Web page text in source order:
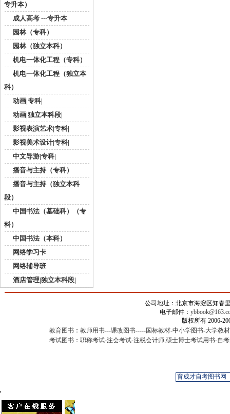
专升本）
成人高考 ---专升本
园林（专科）
园林（独立本科）
机电一体化工程（专科）
机电一体化工程（独立本
科）
动画|专科|
动画|独立本科段|
影视表演艺术|专科|
影视美术设计|专科|
中文导游|专科|
播音与主持（专科）
播音与主持（独立本科
段）
中国书法（基础科）（专
科）
中国书法（本科）
网络学习卡
网络辅导班
酒店管理|独立本科段|
公司地址：北京市海淀区知春
电子邮件：
版权所有 2006-
教育图书 ： 教师用书---课改图书-----国标教材-中小学图书-大学教材
考试图书 ： 职称考试-注会考试-注税会计师,硕士博士考试用书-自
'